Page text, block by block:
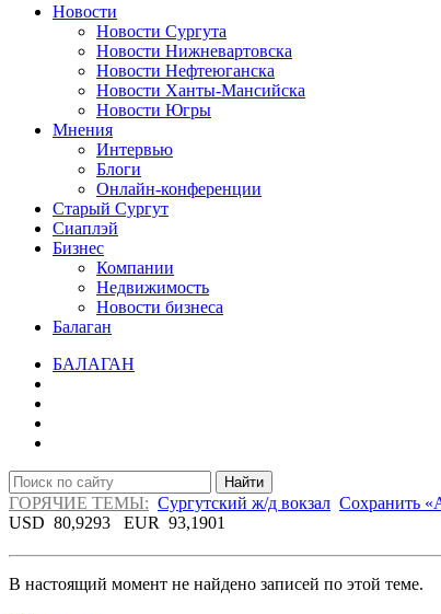
Новости
Новости Сургута
Новости Нижневартовска
Новости Нефтеюганска
Новости Ханты-Мансийска
Новости Югры
Мнения
Интервью
Блоги
Онлайн-конференции
Старый Сургут
Сиаплэй
Бизнес
Компании
Недвижимость
Новости бизнеса
Балаган
БАЛАГАН
Найти
ГОРЯЧИЕ ТЕМЫ: Сургутский ж/д вокзал Сохранить
USD 80,9293 EUR 93,1901
В настоящий момент не найдено записей по этой теме.